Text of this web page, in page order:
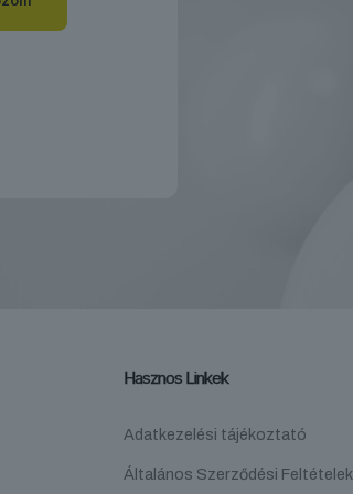
Hasznos Linkek
Adatkezelési tájékoztató
Általános Szerződési Feltételek